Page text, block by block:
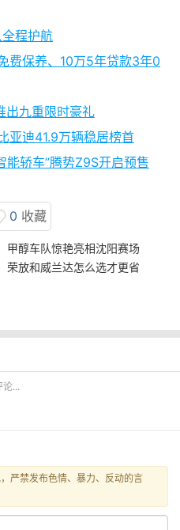
程护航
费保养、10万5年贷款3年0
出九重限时豪礼
亚迪41.9万辆稳居榜首
能轿车”腾势Z9S开启预售
0 收藏
甲醇车队惊艳亮相沈阳赛场
荣放和威兰达怎么选才更省
论...
严禁发布色情、暴力、反动的言